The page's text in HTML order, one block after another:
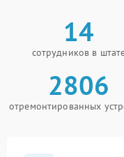
14
сотрудников в
2806
отремонтированных